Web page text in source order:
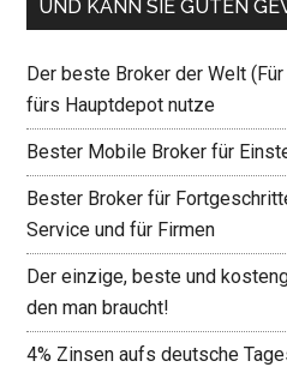
UND KANN SIE GUTEN
Der beste Broker der Welt
fürs Hauptdepot nutze
Bester Mobile Broker für
Bester Broker für
Service und für Firmen
Der einzige, beste und
den man braucht!
4% Zinsen aufs deutsche